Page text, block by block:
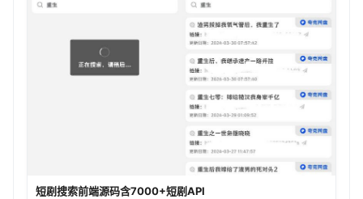
短剧搜索前端源码含7000+短剧API